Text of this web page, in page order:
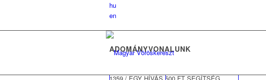
hu
en
ADOMÁNYVONALUNK